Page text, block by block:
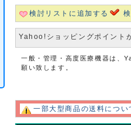
検討リストに追加する
Yahoo!ショッピングポイント
一般・管理・高度医療機器は、
願い致します。
一部大型商品の送料につい